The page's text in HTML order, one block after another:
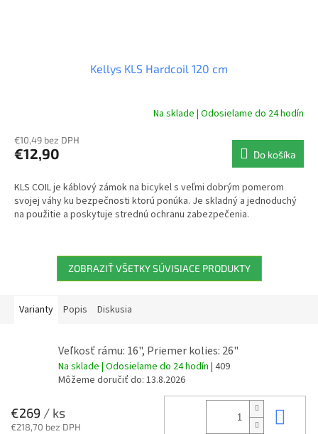
Kellys KLS Hardcoil 120 cm
Na sklade | Odosielame do 24 hodín
€10,49 bez DPH
€12,90 Do košíka
KLS COIL je káblový zámok na bicykel s veľmi dobrým pomerom
svojej váhy ku bezpečnosti ktorú ponúka. Je skladný a jednoduchý
na použitie a poskytuje strednú ochranu zabezpečenia.
ZOBRAZIŤ VŠETKY SÚVISIACE PRODUKTY
Varianty Popis Diskusia
Veľkosť rámu: 16", Priemer kolies: 26"
Na sklade | Odosielame do 24 hodín | 409
Môžeme doručiť do: 13.8.2026
€269 / ks
€218,70 bez DPH